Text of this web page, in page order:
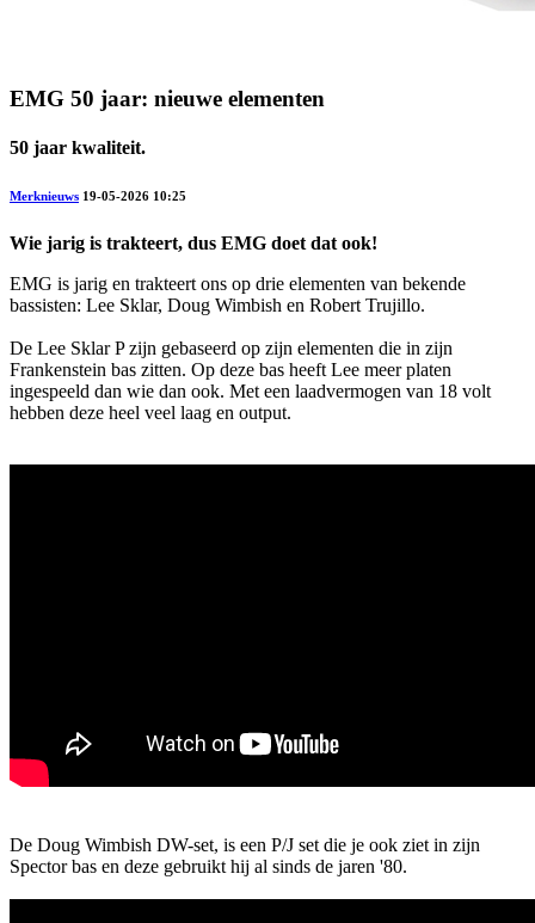
EMG 50 jaar: nieuwe elementen
50 jaar kwaliteit.
Merknieuws 19-05-2026 10:25
Wie jarig is trakteert, dus EMG doet dat ook!
EMG is jarig en trakteert ons op drie elementen van bekende
bassisten: Lee Sklar, Doug Wimbish en Robert Trujillo.
De Lee Sklar P zijn gebaseerd op zijn elementen die in zijn
Frankenstein bas zitten. Op deze bas heeft Lee meer platen
ingespeeld dan wie dan ook. Met een laadvermogen van 18 volt
hebben deze heel veel laag en output.
De Doug Wimbish DW-set, is een P/J set die je ook ziet in zijn
Spector bas en deze gebruikt hij al sinds de jaren '80.